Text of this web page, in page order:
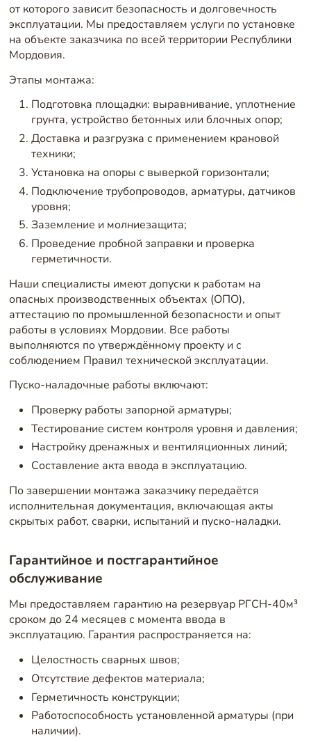
от которого зависит безопасность и долговечность
эксплуатации. Мы предоставляем услуги по установке
на объекте заказчика по всей территории Республики
Мордовия.
Этапы монтажа:
Подготовка площадки: выравнивание, уплотнение
грунта, устройство бетонных или блочных опор;
Доставка и разгрузка с применением крановой
техники;
Установка на опоры с выверкой горизонтали;
Подключение трубопроводов, арматуры, датчиков
уровня;
Заземление и молниезащита;
Проведение пробной заправки и проверка
герметичности.
Наши специалисты имеют допуски к работам на
опасных производственных объектах (ОПО),
аттестацию по промышленной безопасности и опыт
работы в условиях Мордовии. Все работы
выполняются по утверждённому проекту и с
соблюдением Правил технической эксплуатации.
Пуско-наладочные работы включают:
Проверку работы запорной арматуры;
Тестирование систем контроля уровня и давления;
Настройку дренажных и вентиляционных линий;
Составление акта ввода в эксплуатацию.
По завершении монтажа заказчику передаётся
исполнительная документация, включающая акты
скрытых работ, сварки, испытаний и пуско-наладки.
Гарантийное и постгарантийное
обслуживание
Мы предоставляем гарантию на резервуар РГСН-40м³
сроком до 24 месяцев с момента ввода в
эксплуатацию. Гарантия распространяется на:
Целостность сварных швов;
Отсутствие дефектов материала;
Герметичность конструкции;
Работоспособность установленной арматуры (при
наличии).